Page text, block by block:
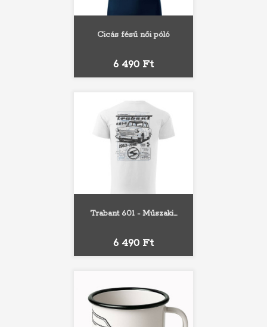
Cicás fésű női póló
Ár
6 490 Ft
Trabant 601 - Műszaki...
Ár
6 490 Ft